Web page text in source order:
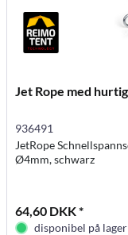
Jet Rope med
936491
JetRope
Ø4mm, schwarz
64,60 DKK *
disponibel på lager